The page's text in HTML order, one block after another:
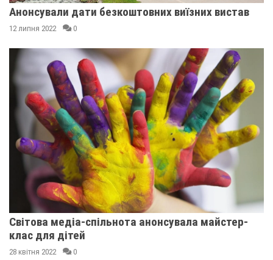
Анонсували дати безкоштовних виїзних вистав
12 липня 2022 0
Світова медіа-спільнота анонсувала майстер-
клас для дітей
28 квітня 2022 0